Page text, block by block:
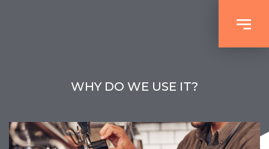
WHY DO WE USE IT?